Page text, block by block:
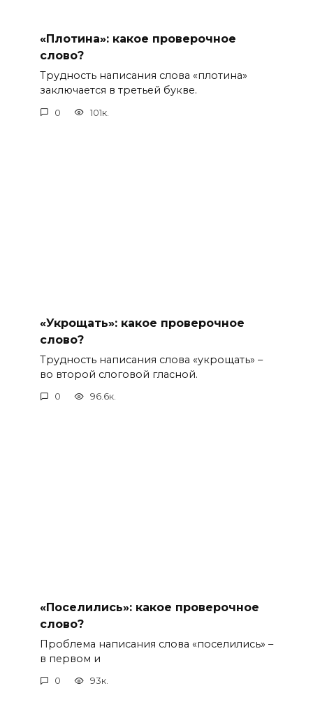
«Плотина»: какое проверочное
слово?
Трудность написания слова «плотина»
заключается в третьей букве.
0 101к.
«Укрощать»: какое проверочное
слово?
Трудность написания слова «укрощать» –
во второй слоговой гласной.
0 96.6к.
«Поселились»: какое проверочное
слово?
Проблема написания слова «поселились» –
в первом и
0 93к.